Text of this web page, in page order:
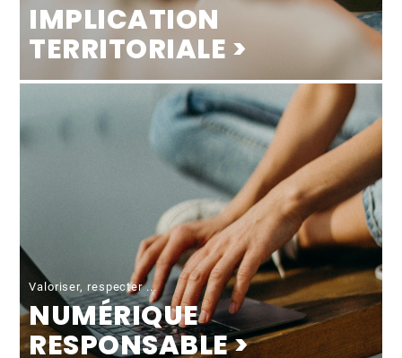
IMPLICATION
TERRITORIALE >
Valoriser, respecter ...
NUMÉRIQUE
RESPONSABLE >